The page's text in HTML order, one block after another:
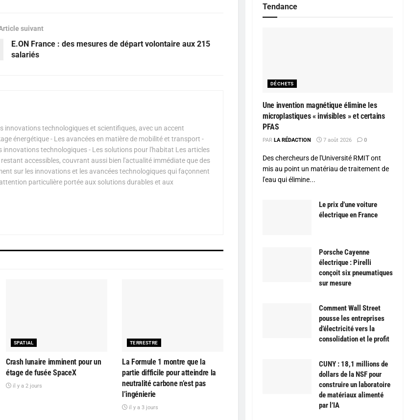
suivant
E.ON France : des mesures de départ volontaire aux 215
salariés
innovations technologiques et scientifiques, avec un accent
énergétique - Les avancées en matière de mobilité et transport -
innovations technologiques - Les solutions pour l'habitat Les articles
accessibles, couvrant aussi bien l'actualité immédiate que des
sur les innovations et les avancées technologiques qui façonnent
particulière portée aux solutions durables et aux
SPATIAL
Crash lunaire imminent pour un
étage de fusée SpaceX
il y a 2 jours
TERRESTRE
La Formule 1 montre que la
partie difficile pour atteindre la
neutralité carbone n’est pas
l’ingénierie
il y a 3 jours
Tendance
DÉCHETS
Une invention magnétique élimine les
microplastiques « invisibles » et certains
PFAS
PAR LA RÉDACTION 7 août 2026 0
Des chercheurs de l'Université RMIT ont
mis au point un matériau de traitement de
l'eau qui élimine...
Le prix d’une voiture
électrique en France
Porsche Cayenne
électrique : Pirelli
conçoit six pneumatiques
sur mesure
Comment Wall Street
pousse les entreprises
d’électricité vers la
consolidation et le profit
CUNY : 18,1 millions de
dollars de la NSF pour
construire un laboratoire
de matériaux alimenté
par l’IA